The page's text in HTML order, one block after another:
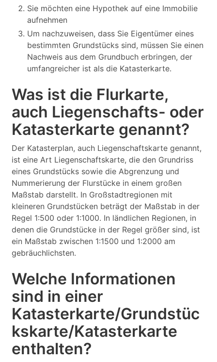
Sie möchten eine Hypothek auf eine Immobilie
aufnehmen
Um nachzuweisen, dass Sie Eigentümer eines
bestimmten Grundstücks sind, müssen Sie einen
Nachweis aus dem Grundbuch erbringen, der
umfangreicher ist als die Katasterkarte.
Was ist die Flurkarte,
auch Liegenschafts- oder
Katasterkarte genannt?
Der Katasterplan, auch Liegenschaftskarte genannt,
ist eine Art Liegenschaftskarte, die den Grundriss
eines Grundstücks sowie die Abgrenzung und
Nummerierung der Flurstücke in einem großen
Maßstab darstellt. In Großstadtregionen mit
kleineren Grundstücken beträgt der Maßstab in der
Regel 1:500 oder 1:1000. In ländlichen Regionen, in
denen die Grundstücke in der Regel größer sind, ist
ein Maßstab zwischen 1:1500 und 1:2000 am
gebräuchlichsten.
Welche Informationen
sind in einer
Katasterkarte/Grundstüc
kskarte/Katasterkarte
enthalten?